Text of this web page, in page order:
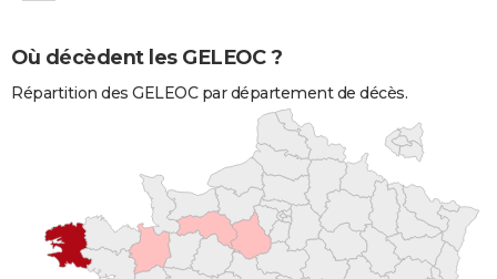
Où décèdent les GELEOC ?
Répartition des GELEOC par département de décès.